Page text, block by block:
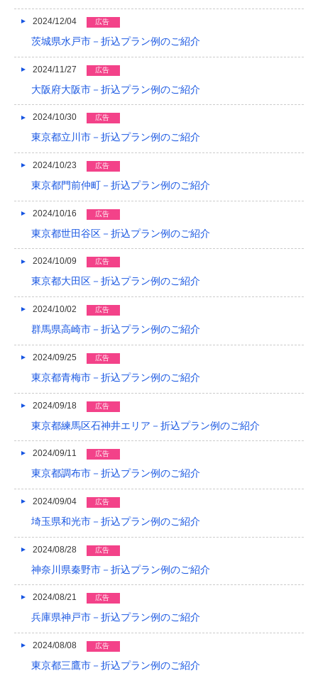
2013/01
2012/10
2012/09
2012/08
2024/12/04 広告
茨城県水戸市－折込プラン例のご紹介
2024/11/27 広告
大阪府大阪市－折込プラン例のご紹介
2024/10/30 広告
東京都立川市－折込プラン例のご紹介
2024/10/23 広告
東京都門前仲町－折込プラン例のご紹介
2024/10/16 広告
東京都世田谷区－折込プラン例のご紹介
2024/10/09 広告
東京都大田区－折込プラン例のご紹介
2024/10/02 広告
群馬県高崎市－折込プラン例のご紹介
2024/09/25 広告
東京都青梅市－折込プラン例のご紹介
2024/09/18 広告
東京都練馬区石神井エリア－折込プラン例のご紹介
2024/09/11 広告
東京都調布市－折込プラン例のご紹介
2024/09/04 広告
埼玉県和光市－折込プラン例のご紹介
2024/08/28 広告
神奈川県秦野市－折込プラン例のご紹介
2024/08/21 広告
兵庫県神戸市－折込プラン例のご紹介
2024/08/08 広告
東京都三鷹市－折込プラン例のご紹介